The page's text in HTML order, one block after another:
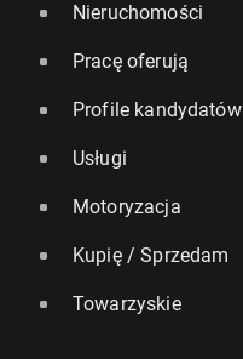
Nieruchomości
Pracę oferują
Profile kandydatów
Usługi
Motoryzacja
Kupię / Sprzedam
Towarzyskie